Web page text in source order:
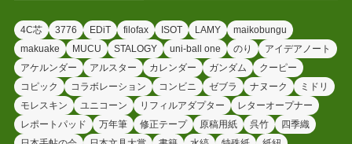
4C芯 3776 EDiT filofax ISOT LAMY
maikobungu
makuake
MUCU STALOGY uni-ball one のり
アイデアノート
アケルンダー
アルスター カレンダー ガンダム
クーピー
コピック
コラボレーション コンビニ ゼブラ ナヌーク
ミドリ
モレスキン
ユニコーン リフィルアダプター
レターオープナー
レポートパッド
万年筆 修正テープ 原稿用紙 呉竹
四季織